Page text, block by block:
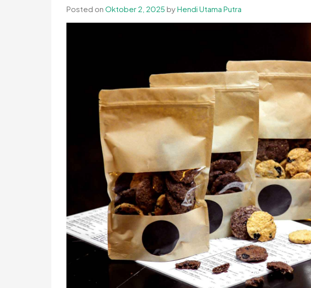
Posted on Oktober 2, 2025 byHendi Utama Putra